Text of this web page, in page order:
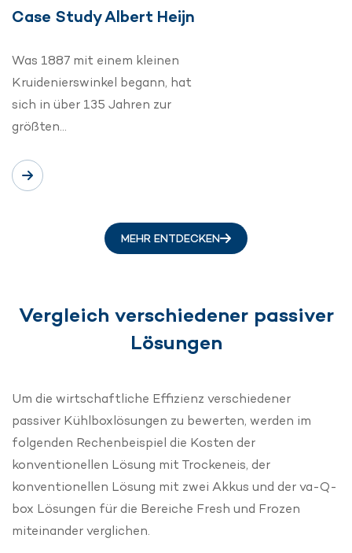
Case Study Albert Heijn
Was 1887 mit einem kleinen
Kruidenierswinkel begann, hat
sich in über 135 Jahren zur
größten…
MEHR ENTDECKEN
Vergleich verschiedener passiver
Lösungen
Um die wirtschaftliche Effizienz verschiedener
passiver Kühlboxlösungen zu bewerten, werden im
folgenden Rechenbeispiel die Kosten der
konventionellen Lösung mit Trockeneis, der
konventionellen Lösung mit zwei Akkus und der va-Q-
box Lösungen für die Bereiche Fresh und Frozen
miteinander verglichen.